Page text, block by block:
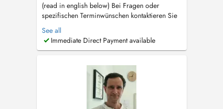
(read in english below) Bei Fragen oder
spezifischen Terminwünschen kontaktieren Sie
mich gerne auf WhatsApp oder telefonisch
unter (+352) 661300324. In meiner Therapie
lege ich großen Wert darauf, individuell auf
Patientinnen einzugehen um sie auf Ihrem Weg
See all
Immediate Direct Payment available